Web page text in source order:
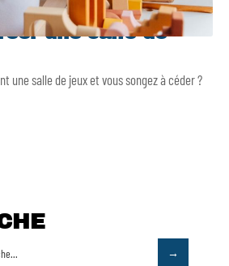
une salle de
une salle de jeux et vous songez à céder ?